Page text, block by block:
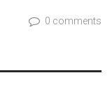
0 comments